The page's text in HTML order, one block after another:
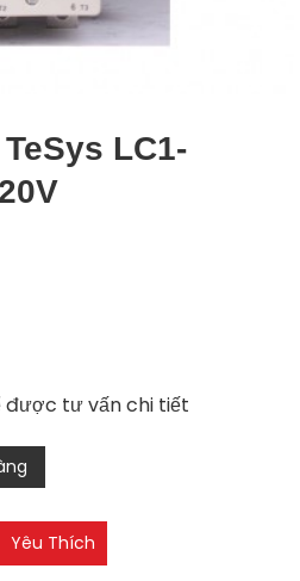
LC1-
được tư vấn chi tiết
Yêu Thích